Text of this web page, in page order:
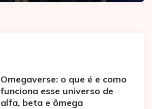
Omegaverse: o que é e como
funciona esse universo de
alfa, beta e ômega